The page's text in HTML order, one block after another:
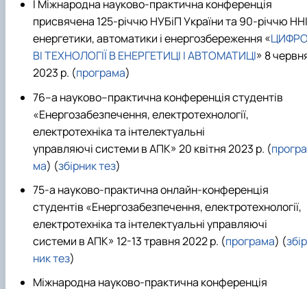
І Міжнародна науково-практична конференція
присвячена 125-річчю НУБіП України та 90-річчю ННІ
енергетики, автоматики і енергозбереження «
ВІ ТЕХНОЛОГІЇ В ЕНЕРГЕТИЦІ І АВТОМАТИЦІ» 8
2023 р. (програма)
76–а науково–практична конференція студентів
«Енергозабезпечення, електротехнології,
електротехніка та інтелектуальні
управляючі системи в АПК» 20 квітня 2023 р. (програ
ма) (збірник тез)
75-а науково-практична онлайн-конференція
студентів «Енергозабезпечення, електротехнології,
електротехніка та інтелектуальні управляючі
системи в АПК» 12-13 травня 2022 р. (програма) (збір
ник тез)
Міжнародна науково-практична конференція